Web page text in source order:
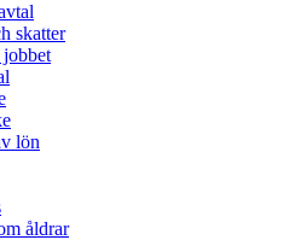
skatter
jobbet
lön
åldrar